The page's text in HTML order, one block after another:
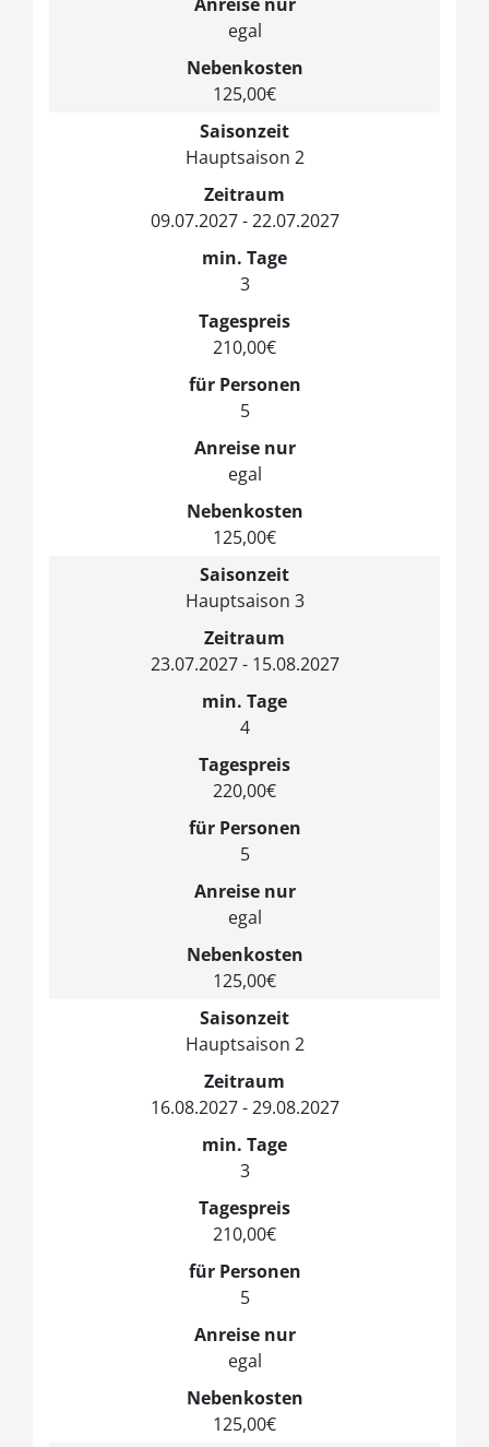
egal
Nebenkosten
125,00€
Saisonzeit
Hauptsaison 2
Zeitraum
09.07.2027 - 22.07.2027
min. Tage
3
Tagespreis
210,00€
für Personen
5
Anreise nur
egal
Nebenkosten
125,00€
Saisonzeit
Hauptsaison 3
Zeitraum
23.07.2027 - 15.08.2027
min. Tage
4
Tagespreis
220,00€
für Personen
5
Anreise nur
egal
Nebenkosten
125,00€
Saisonzeit
Hauptsaison 2
Zeitraum
16.08.2027 - 29.08.2027
min. Tage
3
Tagespreis
210,00€
für Personen
5
Anreise nur
egal
Nebenkosten
125,00€